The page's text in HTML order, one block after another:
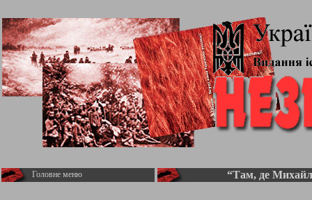
Головне меню “Там, де